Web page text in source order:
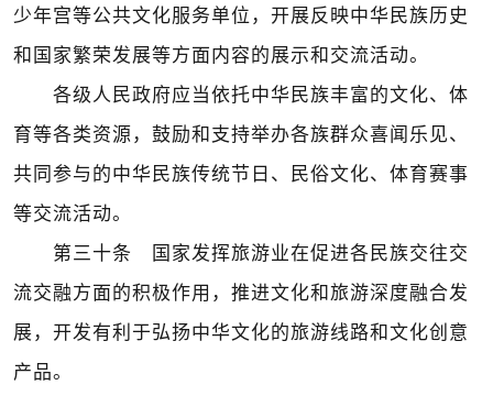
少年宫等公共文化服务单位，开展反映中华民族历史
和国家繁荣发展等方面内容的展示和交流活动。
各级人民政府应当依托中华民族丰富的文化、体
育等各类资源，鼓励和支持举办各族群众喜闻乐见、
共同参与的中华民族传统节日、民俗文化、体育赛事
等交流活动。
第三十条 国家发挥旅游业在促进各民族交往交
流交融方面的积极作用，推进文化和旅游深度融合发
展，开发有利于弘扬中华文化的旅游线路和文化创意
产品。